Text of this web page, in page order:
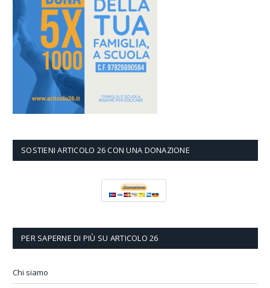
SOSTIENI ARTICOLO 26 CON UNA DONAZIONE
PER SAPERNE DI PIÙ SU ARTICOLO 26
Chi siamo